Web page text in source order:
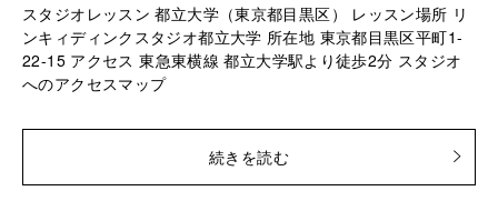
スタジオレッスン 都立大学（東京都目黒区） レッスン場所 リ
ンキィディンクスタジオ都立大学 所在地 東京都目黒区平町1-
22-15 アクセス 東急東横線 都立大学駅より徒歩2分 スタジオ
へのアクセスマップ
続きを読む